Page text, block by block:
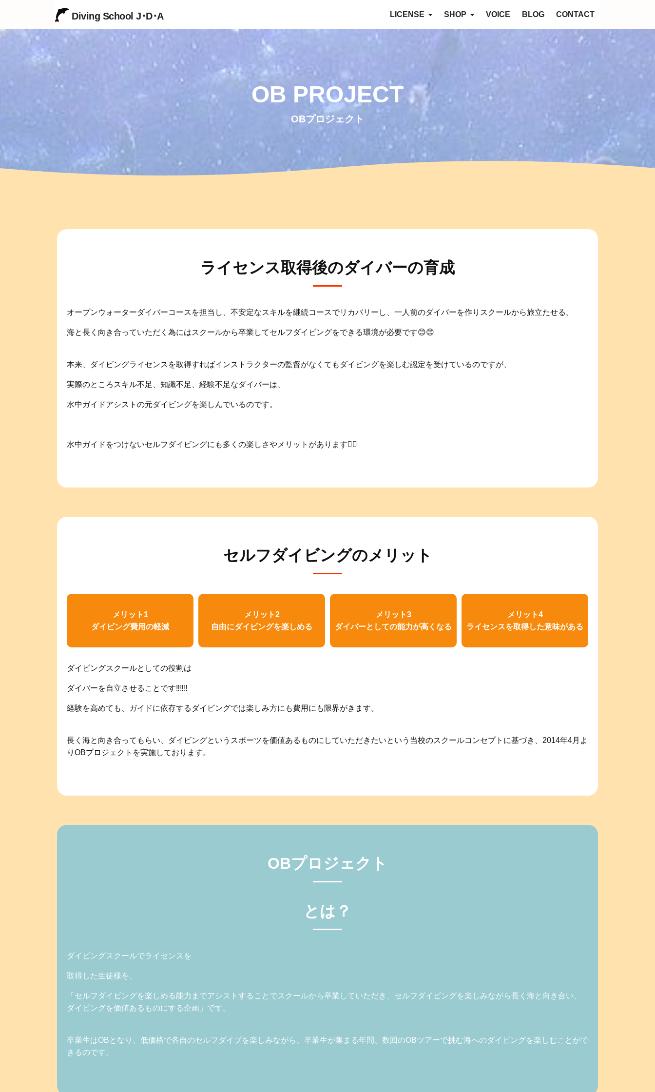
Diving School J･D･A LICENSE SHOP VOICE BLOG CONTACT
OB PROJECT
OBプロジェクト
ライセンス取得後のダイバーの育成
オープンウォーターダイバーコースを担当し、不安定なスキルを継続コースでリカバリーし、一人前のダイバーを作りスクールから旅立たせる。
海と長く向き合っていただく為にはスクールから卒業してセルフダイビングをできる環境が必要です😊😊
本来、ダイビングライセンスを取得すればインストラクターの監督がなくてもダイビングを楽しむ認定を受けているのですが、
実際のところスキル不足、知識不足、経験不足なダイバーは、
水中ガイドアシストの元ダイビングを楽しんでいるのです。
水中ガイドをつけないセルフダイビングにも多くの楽しさやメリットがあります🙋‍♂️
セルフダイビングのメリット
メリット1
ダイビング費用の軽減
メリット2
自由にダイビングを楽しめる
メリット3
ダイバーとしての能力が高くなる
メリット4
ライセンスを取得した意味がある
ダイビングスクールとしての役割は
ダイバーを自立させることです‼️‼️‼️
経験を高めても、ガイドに依存するダイビングでは楽しみ方にも費用にも限界がきます。
長く海と向き合ってもらい、ダイビングというスポーツを価値あるものにしていただきたいという当校のスクールコンセプトに基づき、2014年4月よ
りOBプロジェクトを実施しております。
OBプロジェクト
とは？
ダイビングスクールでライセンスを
取得した生徒様を、
「セルフダイビングを楽しめる能力までアシストすることでスクールから卒業していただき、セルフダイビングを楽しみながら長く海と向き合い、
ダイビングを価値あるものにする企画」です。
卒業生はOBとなり、低価格で各自のセルフダイブを楽しみながら、卒業生が集まる年間、数回のOBツアーで挑む海へのダイビングを楽しむことがで
きるのです。